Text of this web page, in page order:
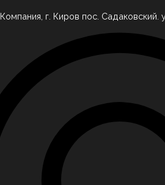
г. Киров пос. Садаковский.